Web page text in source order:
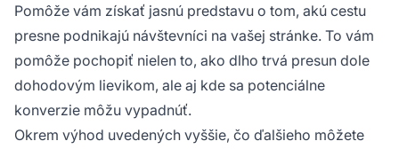
Pomôže vám získať jasnú predstavu o tom, akú cestu
presne podnikajú návštevníci na vašej stránke. To vám
pomôže pochopiť nielen to, ako dlho trvá presun dole
dohodovým lievikom, ale aj kde sa potenciálne
konverzie môžu vypadnúť.
Okrem výhod uvedených vyššie, čo ďalšieho môžete